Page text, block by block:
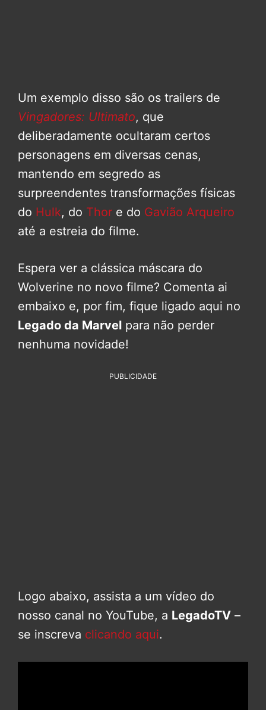
Um exemplo disso são os trailers de
Vingadores: Ultimato, que
deliberadamente ocultaram certos
personagens em diversas cenas,
mantendo em segredo as
surpreendentes transformações físicas
do Hulk, do Thor e do Gavião Arqueiro
até a estreia do filme.
Espera ver a clássica máscara do
Wolverine no novo filme? Comenta ai
embaixo e, por fim, fique ligado aqui no
Legado da Marvel para não perder
nenhuma novidade!
PUBLICIDADE
Logo abaixo, assista a um vídeo do
nosso canal no YouTube, a LegadoTV –
se inscreva clicando aqui.